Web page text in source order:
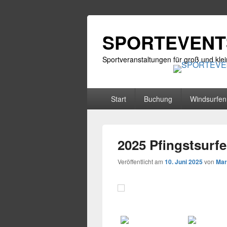
Sportveranstaltungen für groß und
Start Buchung
2025
Veröffentlicht am 10. Juni 2025von